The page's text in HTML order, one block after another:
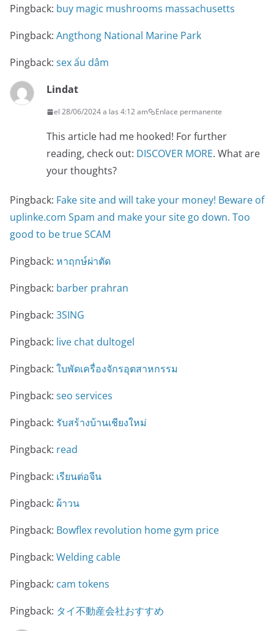
Pingback: buy magic mushrooms massachusetts
Pingback: Angthong National Marine Park
Pingback: sex ấu dâm
Lindat
el 28/06/2024 a las 4:12 am Enlace permanente
This article had me hooked! For further
reading, check out: DISCOVER MORE. What are
your thoughts?
Pingback: Fake site and will take your money! Beware of
uplinke.com Spam and make your site go down. Too
good to be true SCAM
Pingback: หาฤกษ์ผ่าตัด
Pingback: barber prahran
Pingback: 3SING
Pingback: live chat dultogel
Pingback: ใบพัดเครื่องจักรอุตสาหกรรม
Pingback: seo services
Pingback: รับสร้างบ้านเชียงใหม่
Pingback: read
Pingback: เรียนต่อจีน
Pingback: ผ้าวน
Pingback: Bowflex revolution home gym price
Pingback: Welding cable
Pingback: cam tokens
Pingback: タイ不動産会社おすすめ